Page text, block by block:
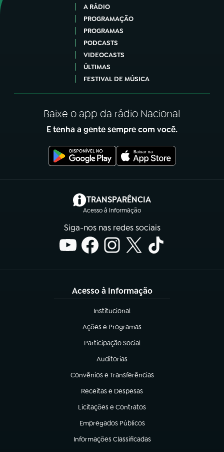
A RÁDIO
PROGRAMAÇÃO
PROGRAMAS
PODCASTS
VIDEOCASTS
ÚLTIMAS
FESTIVAL DE MÚSICA
Baixe o app da rádio Nacional
E tenha a gente sempre com você.
TRANSPARÊNCIA
Acesso à Informação
(abre em nova aba)
Siga-nos nas redes sociais
Acesso à Informação
Institucional
(abre em nova aba)
Ações e Programas
(abre em nova aba)
Participação Social
(abre em nova aba)
Auditorias
(abre em nova aba)
Convênios e Transferências
(abre em nova aba)
Receitas e Despesas
(abre em nova aba)
Licitações e Contratos
(abre em nova aba)
Empregados Públicos
(abre em nova aba)
Informações Classificadas
(abre em nova aba)